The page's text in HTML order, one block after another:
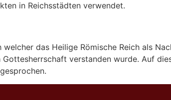
in Reichsstädten verwendet.
das Heilige Römische Reich als
verstanden wurde. Auf